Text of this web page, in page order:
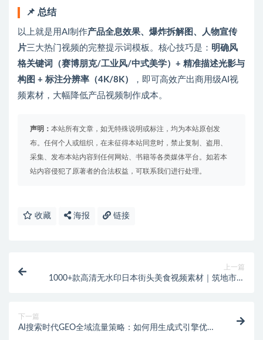
📌 总结
以上就是用AI制作产品全息效果、爆炸拆解图、人物宣传
片三大热门视频的完整提示词模板。核心技巧是： 明确风
格关键词（赛博朋克/工业风/中式美学）+ 精准描述光影与
构图 + 标注分辨率（4K/8K）
，即可高效产出商用级AI视
频素材，大幅降低产品视频制作成本。
声明： 本站所有文章，如无特殊说明或标注，均为本站原创发
布。任何个人或组织，在未征得本站同意时，禁止复制、盗用、
采集、发布本站内容到任何网站、书籍等各类媒体平台。如若本
站内容侵犯了原著者的合法权益，可联系我们进行处理。
收藏 海报 链接
上一篇
1000+款高清无水印日本街头美食视频素材｜筑地市场
下一篇
AI搜索时代GEO全域流量策略：如何用生成式引擎优化